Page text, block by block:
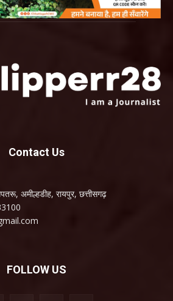
Contact Us
अमील्हडीह, रायपुर, छत्तीसगढ़
FOLLOW US